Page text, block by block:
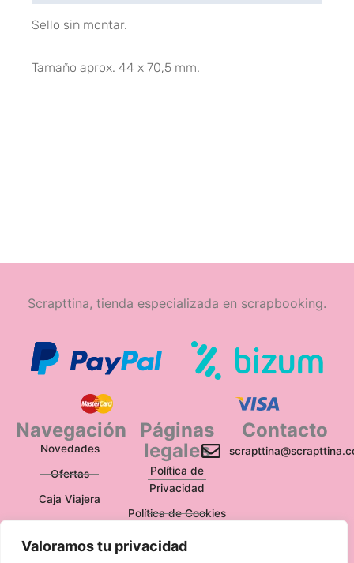
Valoramos tu privacidad
Sello sin montar.
Tamaño aprox. 44 x 70,5 mm.
Scrapttina, tienda especializada en scrapbooking.
Navegación
Novedades
Ofertas
Caja Viajera
Páginas
legales
Política de
Privacidad
Política de Cookies
Política de
Devoluciones
Contacto